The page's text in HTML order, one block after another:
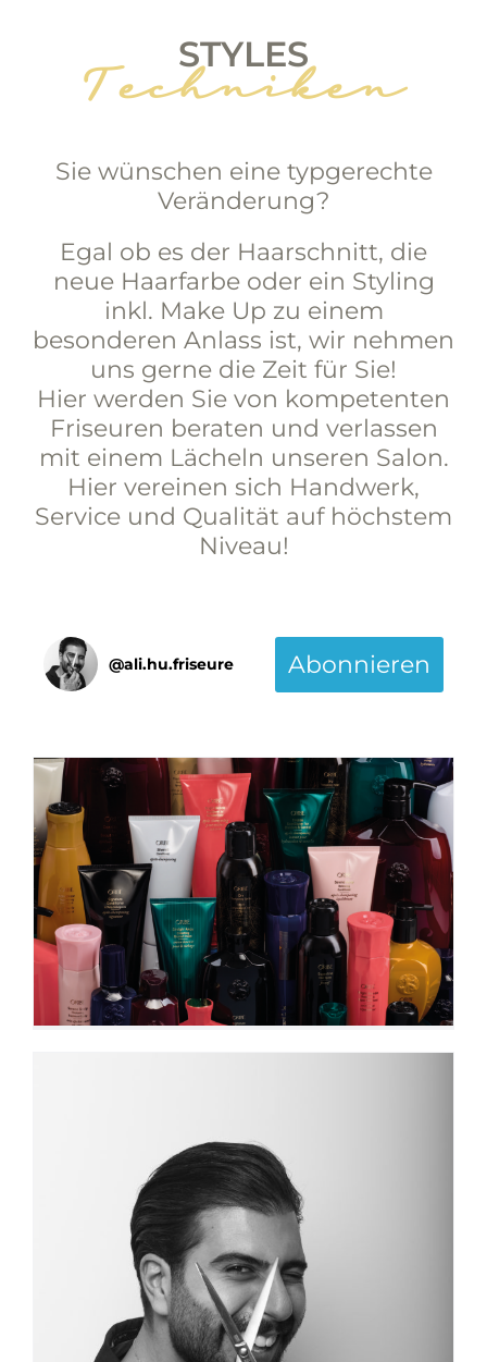
STYLES
Techniken
Sie wünschen eine typgerechte
Veränderung?
Egal ob es der Haarschnitt, die
neue Haarfarbe oder ein Styling
inkl. Make Up zu einem
besonderen Anlass ist, wir nehmen
uns gerne die Zeit für Sie!
Hier werden Sie von kompetenten
Friseuren beraten und verlassen
mit einem Lächeln unseren Salon.
Hier vereinen sich Handwerk,
Service und Qualität auf höchstem
Niveau!
@ali.hu.friseure Abonnieren